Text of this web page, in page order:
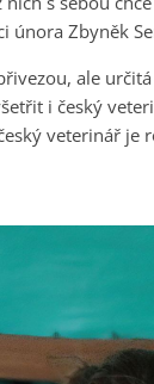
února Zbyněk
ale
i český
veterinář je